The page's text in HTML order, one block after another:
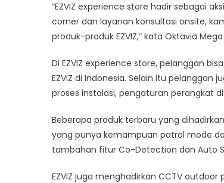
“EZVIZ experience store hadir sebagai
corner dan layanan konsultasi onsite,
produk-produk EZVIZ,” kata Oktavia
Di EZVIZ experience store, pelanggan
EZVIZ di Indonesia. Selain itu
proses instalasi, pengaturan perangkat
Beberapa produk terbaru yang
yang punya kemampuan patrol mode
tambahan fitur Co-Detection dan Auto
EZVIZ juga menghadirkan CCTV